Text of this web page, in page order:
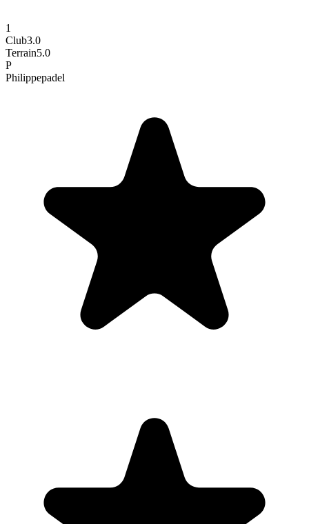
1
Club3.0
Terrain5.0
P
Philippepadel